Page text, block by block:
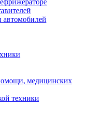
автомобилей
медицинских
техники